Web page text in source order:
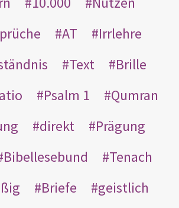
AT
Irrlehre
Text
Brille
Psalm 1
Qumran
direkt
Prägung
Bibellesebund
Tenach
Briefe
geistlich